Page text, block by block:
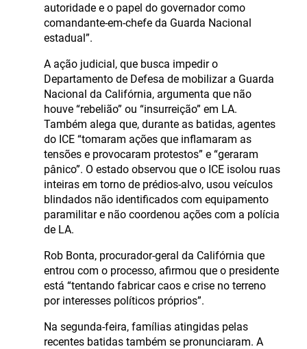
autoridade e o papel do governador como
comandante-em-chefe da Guarda Nacional
estadual”.
A ação judicial, que busca impedir o
Departamento de Defesa de mobilizar a Guarda
Nacional da Califórnia, argumenta que não
houve “rebelião” ou “insurreição” em LA.
Também alega que, durante as batidas, agentes
do ICE “tomaram ações que inflamaram as
tensões e provocaram protestos” e “geraram
pânico”. O estado observou que o ICE isolou ruas
inteiras em torno de prédios-alvo, usou veículos
blindados não identificados com equipamento
paramilitar e não coordenou ações com a polícia
de LA.
Rob Bonta, procurador-geral da Califórnia que
entrou com o processo, afirmou que o presidente
está “tentando fabricar caos e crise no terreno
por interesses políticos próprios”.
Na segunda-feira, famílias atingidas pelas
recentes batidas também se pronunciaram. A